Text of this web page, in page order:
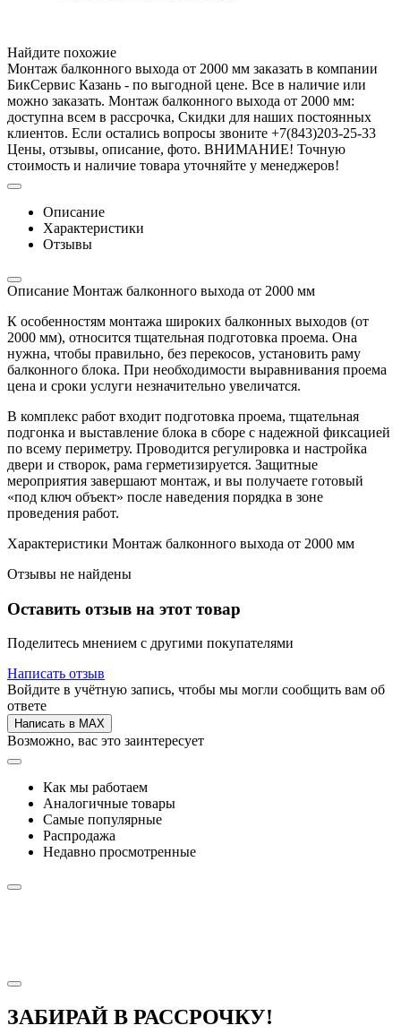
Найдите похожие
Монтаж балконного выхода от 2000 мм заказать в компании
БикСервис Казань - по выгодной цене. Все в наличие или
можно заказать. Монтаж балконного выхода от 2000 мм:
доступна всем в рассрочка, Скидки для наших постоянных
клиентов. Если остались вопросы звоните +7(843)203-25-33
Цены, отзывы, описание, фото. ВНИМАНИЕ! Точную
стоимость и наличие товара уточняйте у менеджеров!
Описание
Характеристики
Отзывы
Описание Монтаж балконного выхода от 2000 мм
К особенностям монтажа широких балконных выходов (от
2000 мм), относится тщательная подготовка проема. Она
нужна, чтобы правильно, без перекосов, установить раму
балконного блока. При необходимости выравнивания проема
цена и сроки услуги незначительно увеличатся.
В комплекс работ входит подготовка проема, тщательная
подгонка и выставление блока в сборе с надежной фиксацией
по всему периметру. Проводится регулировка и настройка
двери и створок, рама герметизируется. Защитные
мероприятия завершают монтаж, и вы получаете готовый
«под ключ объект» после наведения порядка в зоне
проведения работ.
Характеристики Монтаж балконного выхода от 2000 мм
Отзывы не найдены
Оставить отзыв на этот товар
Поделитесь мнением с другими покупателями
Написать отзыв
Войдите в учётную запись, чтобы мы могли сообщить вам об
ответе
Написать в MAX
Возможно, вас это заинтересует
Как мы работаем
Аналогичные товары
Самые популярные
Распродажа
Недавно просмотренные
ЗАБИРАЙ В РАССРОЧКУ!